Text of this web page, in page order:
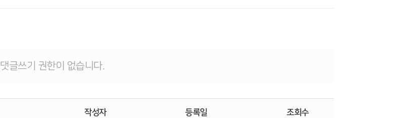
댓글쓰기 권한이 없습니다.
작성자 등록일 조회수